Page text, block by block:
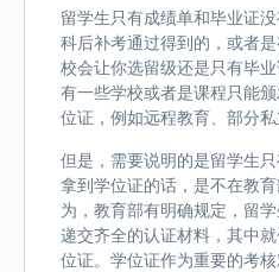
留学生只有成绩单和毕业证
科后补考通过得到的，或者
校会让你选留级还是只有毕
有一些学校或者是课程只能
位证，例如远程教育、部分私
但是，需要说明的是留学生
拿到学位证的话，是不在教
为，教育部有明确规定，留
递交齐全的认证材料，其中
位证。学位证作为重要的考